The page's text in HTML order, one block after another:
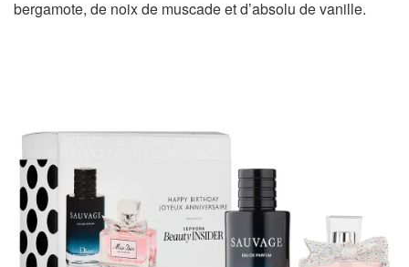
bergamote, de noix de muscade et d’absolu de vanille.